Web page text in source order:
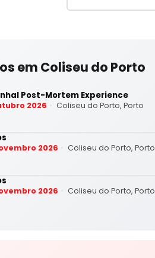
em Coliseu do Porto
Post-Mortem Experience
2026 Coliseu do Porto, Porto
2026 Coliseu do Porto, Porto
2026 Coliseu do Porto, Porto